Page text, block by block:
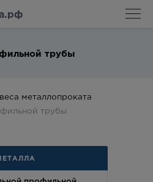
трубы
металлопроката
трубы